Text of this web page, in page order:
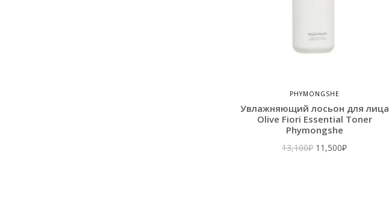
PHYMONGSHE
Увлажняющий лосьон для лица
Olive Fiori Essential Toner
Phymongshe
13,100₽ Первоначальная
11,500₽Текущая